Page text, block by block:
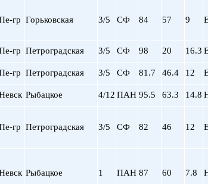
Электросила
гр Горьковская 3/5 СФ 84 57 9
гр Петроградская 3/5 СФ 98 20 16.3
гр Петроградская 3/5 СФ 81.7 46.4 12
Рыбацкое 4/12 ПАН 95.5 63.3 14.8
гр Петроградская 3/5 СФ 82 46 12
Рыбацкое 1 ПАН 87 60 7.8